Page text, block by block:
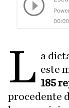
L a
este
185
procedente